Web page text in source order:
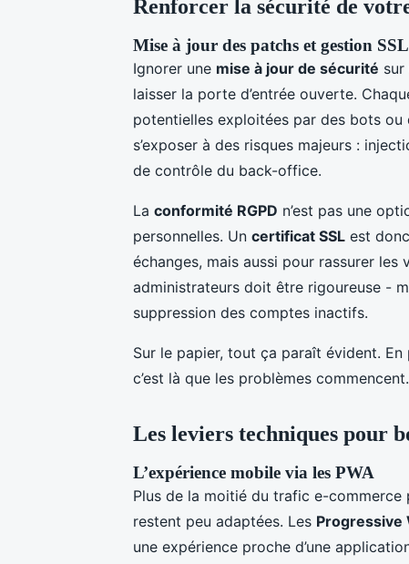
Renforcer la sécurité de
Mise à jour des patchs et gestion SSL
Ignorer une mise à jour de sécurité sur
laisser la porte d’entrée ouverte.
potentielles exploitées par des bots ou
s’exposer à des risques majeurs :
de contrôle du back-office.
La conformité RGPD n’est pas une
personnelles. Un certificat SSL est
échanges, mais aussi pour rassurer
administrateurs doit être rigoureuse -
suppression des comptes inactifs.
Sur le papier, tout ça paraît évident. En
c’est là que les problèmes commencent.
Les leviers techniques pour
L’expérience mobile via les PWA
Plus de la moitié du trafic e-
restent peu adaptées. Les Progressive
une expérience proche d’une